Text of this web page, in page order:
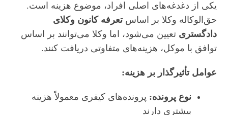
یکی از دغدغه‌های اصلی افراد، موضوع هزینه است.
حق‌الوکاله وکلا بر اساستعرفه کانون وکلای
دادگستری تعیین می‌شود، اما وکلا می‌توانند بر اساس
توافق با موکل، هزینه‌های متفاوتی دریافت کنند.
عوامل تأثیرگذار بر هزینه:
نوع پرونده: پرونده‌های کیفری معمولاً هزینه
بیشتری دارند